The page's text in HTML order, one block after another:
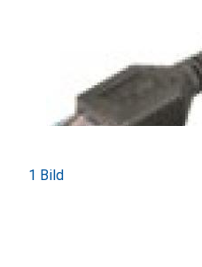
1 Bild